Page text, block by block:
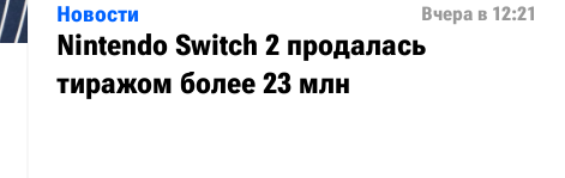
Новости Вчера в 12:21
Nintendo Switch 2 продалась
тиражом более 23 млн